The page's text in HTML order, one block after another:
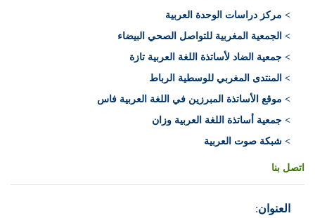
> مركز دراسات الوحدة العربية
> الجمعية المغربية للتواصل الصحي البيضاء
> جمعية الضاد لأساتذة اللغة العربية تازة
> المنتدى المغربي للوسطية الرباط
> موقع الأساتذة المبرزين في اللغة العربية فاس
> جمعية أساتذة اللغة العربية وزان
> شبكة صوت العربية
اتصل بنا
العنوان: